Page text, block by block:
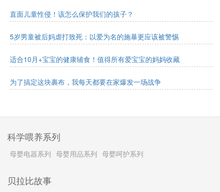
直面儿童性侵！该怎么保护我们的孩子？
5岁男童被后妈虐打致死：以爱为名的施暴更应该被警惕
适合10月+宝宝的健康辅食！值得所有爱宝宝的妈妈收藏
为了搞定这块裹布，我每天都要在家爆发一场战争
科学喂养系列
母婴电器系列 母婴用品系列 母婴呵护系列
贝拉比故事